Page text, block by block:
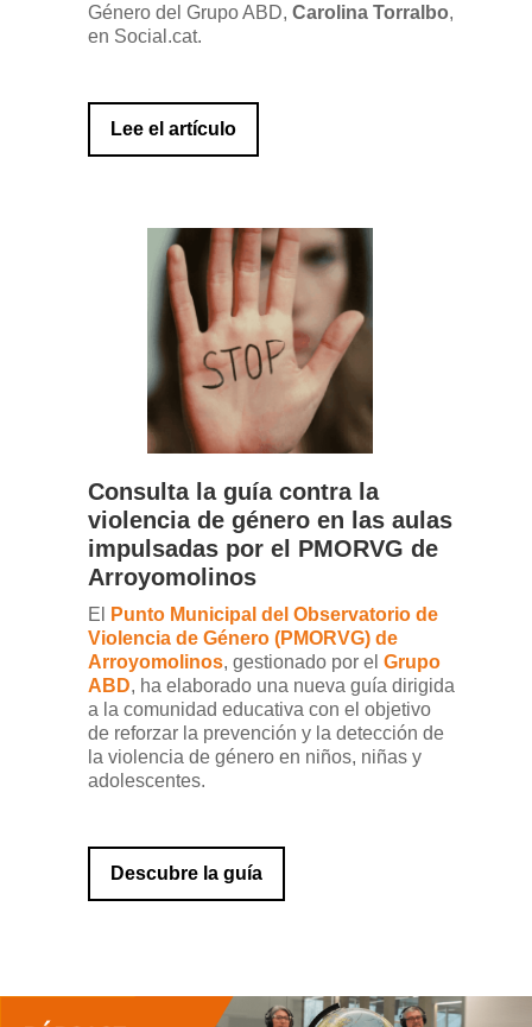
Género del Grupo ABD, Carolina Torralbo,
en Social.cat.
Lee el artículo
Consulta la guía contra la
violencia de género en las aulas
impulsadas por el PMORVG de
Arroyomolinos
El
Punto Municipal del Observatorio de
Violencia de Género (PMORVG) de
Arroyomolinos, gestionado por el Grupo
ABD, ha elaborado una nueva guía dirigida
a la comunidad educativa con el objetivo
de reforzar la prevención y la detección de
la violencia de género en niños, niñas y
adolescentes.
Descubre la guía